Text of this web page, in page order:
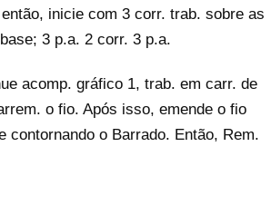
inicie com 3 corr. trab. sobre as
3 p.a. 2 corr. 3 p.a.
acomp. gráfico 1, trab. em carr. de
o fio. Após isso, emende o fio
contornando o Barrado. Então, Rem.